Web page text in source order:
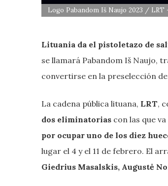
Logo Pabandom Iš Naujo 2023 /
Lituania da el pistoletazo de
se llamará Pabandom Iš Naujo,
convertirse en la preselección
La cadena pública lituana, LRT,
dos eliminatorias con las que
por ocupar uno de los diez
lugar el 4 y el 11 de febrero. El
Giedrius Masalskis, Augustė